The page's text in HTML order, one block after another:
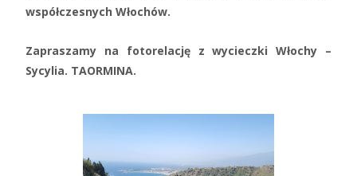
współczesnych Włochów.
Zapraszamy na fotorelację z wycieczki Włochy –
Sycylia. TAORMINA.